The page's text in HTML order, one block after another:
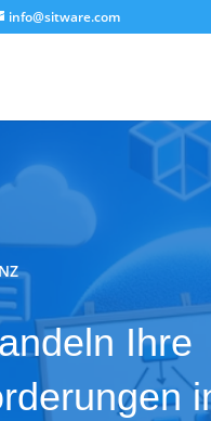
info@sitware.com
Ihre